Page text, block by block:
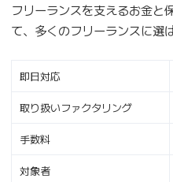
フリーランスを支えるお金と
て、多くのフリーランスに選
即日対応
取り扱いファクタリング
手数料
対象者